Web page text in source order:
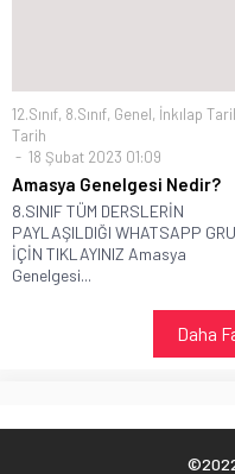
12.Sınıf, 8.Sınıf, Genel, İnkılap
Tarih
18 Şubat 2023 01:09
Amasya Genelgesi Nedir?
8.SINIF TÜM DERSLERİN
PAYLAŞILDIĞI WHATSAPP
İÇİN TIKLAYINIZ Amasya
Genelgesi...
Daha